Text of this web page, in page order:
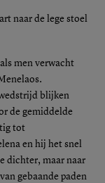
naar de lege stoel
men verwacht
blijken
de gemiddelde
tot
en hij het snel
dichter, maar naar
gebaande paden